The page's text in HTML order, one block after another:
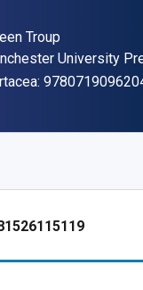
Troup
University